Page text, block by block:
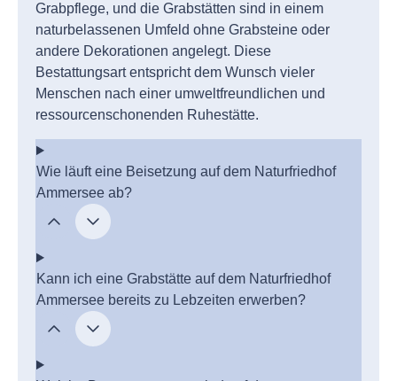
Grabpflege, und die Grabstätten sind in einem
naturbelassenen Umfeld ohne Grabsteine oder
andere Dekorationen angelegt. Diese
Bestattungsart entspricht dem Wunsch vieler
Menschen nach einer umweltfreundlichen und
ressourcenschonenden Ruhestätte.
Wie läuft eine Beisetzung auf dem Naturfriedhof
Ammersee ab?
Kann ich eine Grabstätte auf dem Naturfriedhof
Ammersee bereits zu Lebzeiten erwerben?